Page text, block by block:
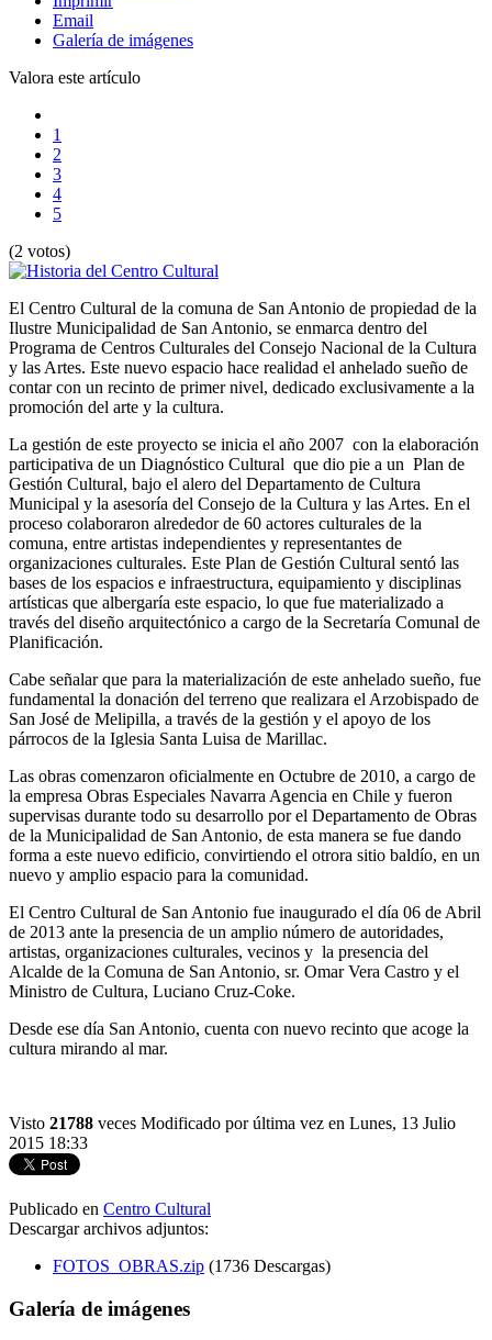
Email
Galería de imágenes
Valora este artículo
1
2
3
4
5
(2 votos)
El Centro Cultural de la comuna de San Antonio de propiedad de la
Ilustre Municipalidad de San Antonio, se enmarca dentro del
Programa de Centros Culturales del Consejo Nacional de la Cultura
y las Artes. Este nuevo espacio hace realidad el anhelado sueño de
contar con un recinto de primer nivel, dedicado exclusivamente a la
promoción del arte y la cultura.
La gestión de este proyecto se inicia el año 2007 con la elaboración
participativa de un Diagnóstico Cultural que dio pie a un Plan de
Gestión Cultural, bajo el alero del Departamento de Cultura
Municipal y la asesoría del Consejo de la Cultura y las Artes. En el
proceso colaboraron alrededor de 60 actores culturales de la
comuna, entre artistas independientes y representantes de
organizaciones culturales. Este Plan de Gestión Cultural sentó las
bases de los espacios e infraestructura, equipamiento y disciplinas
artísticas que albergaría este espacio, lo que fue materializado a
través del diseño arquitectónico a cargo de la Secretaría Comunal de
Planificación.
Cabe señalar que para la materialización de este anhelado sueño, fue
fundamental la donación del terreno que realizara el Arzobispado de
San José de Melipilla, a través de la gestión y el apoyo de los
párrocos de la Iglesia Santa Luisa de Marillac.
Las obras comenzaron oficialmente en Octubre de 2010, a cargo de
la empresa Obras Especiales Navarra Agencia en Chile y fueron
supervisas durante todo su desarrollo por el Departamento de Obras
de la Municipalidad de San Antonio, de esta manera se fue dando
forma a este nuevo edificio, convirtiendo el otrora sitio baldío, en un
nuevo y amplio espacio para la comunidad.
El Centro Cultural de San Antonio fue inaugurado el día 06 de Abril
de 2013 ante la presencia de un amplio número de autoridades,
artistas, organizaciones culturales, vecinos y la presencia del
Alcalde de la Comuna de San Antonio, sr. Omar Vera Castro y el
Ministro de Cultura, Luciano Cruz-Coke.
Desde ese día San Antonio, cuenta con nuevo recinto que acoge la
cultura mirando al mar.
Visto 21788 veces Modificado por última vez en Lunes, 13 Julio
2015 18:33
Publicado en Centro Cultural
Descargar archivos adjuntos:
FOTOS_OBRAS.zip (1736 Descargas)
Galería de imágenes